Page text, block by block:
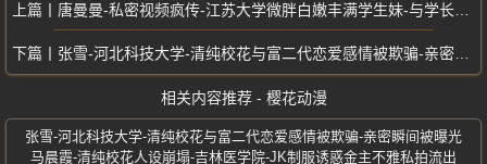
唐曼曼-私密视频疯传-江苏大学微胖白嫩丰满学生妹-与学长无保护亲密接触
张雪-河北科技大学-清纯校花与富二代恋爱感情被欺骗-亲密瞬间被曝光
相关内容推荐 - 樱花动漫
张雪-河北科技大学-清纯校花与富二代恋爱感情被欺骗-亲密瞬间被曝光
马晨霞-清纯校花人设崩塌-吉林医学院-JK制服诱惑金主不雅私拍流出